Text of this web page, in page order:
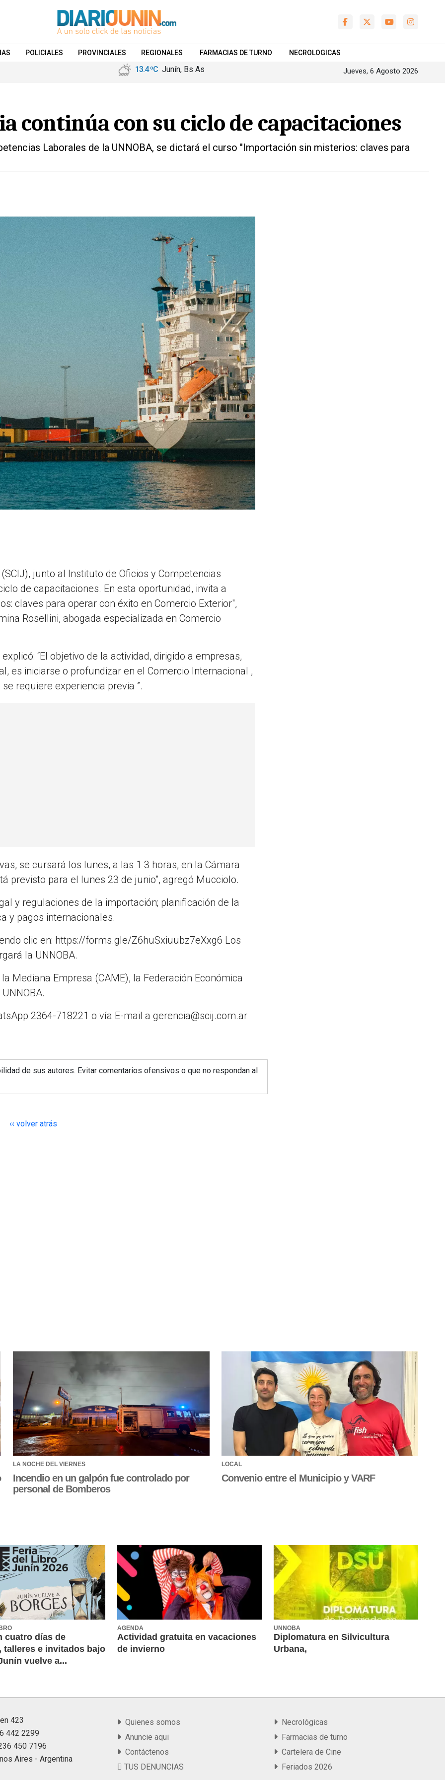
POLICIALES PROVINCIALES REGIONALES FARMACIAS DE TURNO NECROLOGICAS
13.4 ºC Junín, Bs As Jueves, 6 Agosto 2026
continúa con su ciclo de capacitaciones
Laborales de la UNNOBA, se dictará el curso "Importación sin misterios: claves para
junto al Instituto de Oficios y Competencias
de capacitaciones. En esta oportunidad, invita a
claves para operar con éxito en Comercio Exterior",
Rosellini, abogada especializada en Comercio
“El objetivo de la actividad, dirigido a empresas,
es iniciarse o profundizar en el Comercio Internacional ,
requiere experiencia previa ”.
se cursará los lunes, a las 1 3 horas, en la Cámara
previsto para el lunes 23 de junio”, agregó Mucciolo.
y regulaciones de la importación; planificación de la
y pagos internacionales.
clic en: https://forms.gle/Z6huSxiuubz7eXxg6 Los
la UNNOBA.
Mediana Empresa (CAME), la Federación Económica
2364-718221 o vía E-mail a gerencia@scij.com.ar
de sus autores. Evitar comentarios ofensivos o que no respondan al
‹‹ volver atrás
LA NOCHE DEL VIERNES
Incendio en un galpón fue controlado por
personal de Bomberos
LOCAL
Convenio entre el Municipio y VARF
cuatro días de
talleres e invitados bajo
vuelve a...
AGENDA
Actividad gratuita en vacaciones
de invierno
UNNOBA
Diplomatura en Silvicultura
Urbana,
423
442 2299
450 7196
Aires - Argentina
Quienes somos
Anuncie aqui
Contáctenos
TUS DENUNCIAS
Necrológicas
Farmacias de turno
Cartelera de Cine
Feriados 2026